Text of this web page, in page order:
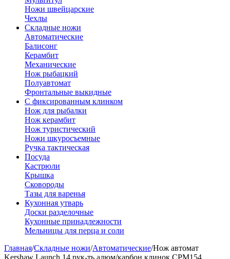
Ножи швейцарские
Чехлы
Складные ножи
Автоматические
Балисонг
Керамбит
Механические
Нож рыбацкий
Полуавтомат
Фронтальные выкидные
С фиксированным клинком
Нож для рыбалки
Нож керамбит
Нож туристический
Ножи шкуросъемные
Ручка тактическая
Посуда
Кастрюли
Крышка
Сковороды
Тазы для варенья
Кухонная утварь
Доски разделочные
Кухонные принадлежности
Мельницы для перца и соли
Главная/Складные ножи/Автоматические/Нож автомат
Kershaw Launch 14 рук-ть алюм/карбон клинок CPM154